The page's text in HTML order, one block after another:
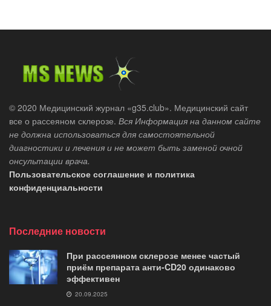
© 2020 Медицинский журнал «g35.club». Медицинский сайт
все о рассеяном склерозе. Вся Информация на данном сайте
не должна использоваться для самостоятельной
диагностики и лечения и не может быть заменой очной
онсультации врача.
Пользовательское соглашение и политика
конфиденциальности
Последние новости
При рассеянном склерозе менее частый
приём препарата анти-CD20 одинаково
эффективен
20.09.2025